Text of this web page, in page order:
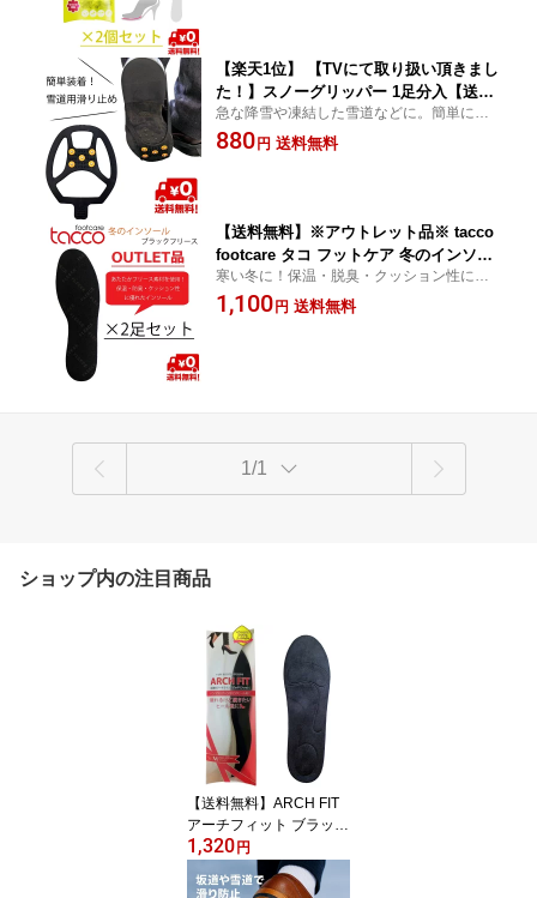
【楽天1位】 【TVにて取り扱い頂きまし
た！】スノーグリッパー 1足分入【送料
無料(メール便)】【簡易包装のためアウ
トレット】 1足(左右)分入 雪道 滑り止め
急な降雪や凍結した雪道などに。簡単に装
着できる雪道用の滑り止めバンド
880 円 送料無料
【送料無料】※アウトレット品※ tacco
footcare タコ フットケア 冬のインソー
ル ブラックフリース 2足セット 男女兼
用 21-27.5cm ドイツ製 防寒 中敷 衝撃
寒い冬に！保温・脱臭・クッション性に優
れた冬用のインソール
1,100 円 送料無料
1/1
ショップ内の注目商品
【送料無料】ARCH FIT
アーチフィット ブラック
レディース 女性用 イン
ソール 土踏まず 靴の中
敷 衝撃吸収 Sサイズ Mサ
1,320 円